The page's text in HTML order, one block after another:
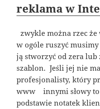
reklama w
zwykle można rzec
w ogóle ruszyć
ją stworzyć od zera
szablon. Jeśli jej nie
profesjonalisty, który
www innymi słowy
podstawie notatek